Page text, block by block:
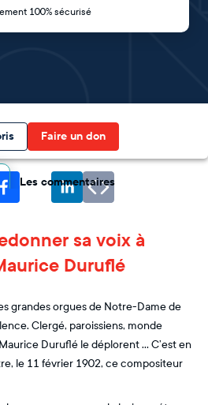
100% sécurisé
Faire un don
Les commentaires
sa voix à
Duruflé
grandes orgues de Notre-Dame de
Clergé, paroissiens, monde
Duruflé le déplorent … C’est en
le 11 février 1902, ce compositeur